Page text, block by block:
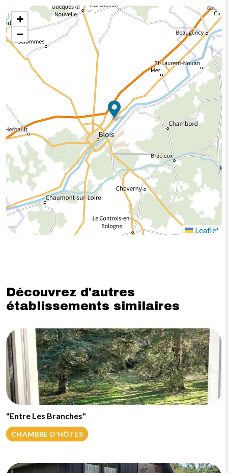
+
−
Leaflet
Découvrez d'autres
établissements similaires
"Entre Les Branches"
CHAMBRE D’HÔTES